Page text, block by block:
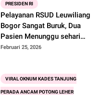
PRESIDEN RI
Pelayanan RSUD Leuwiliang
Bogor Sangat Buruk, Dua
Pasien Menunggu sehari
Semalam Belum Dapat
Februari 25, 2026
VIRAL OKNUM KADES TANJUNG
PERADA ANCAM POTONG LEHER